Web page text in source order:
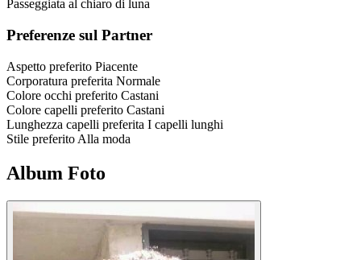
Passeggiata al chiaro di luna
Preferenze sul Partner
Aspetto preferito Piacente
Corporatura preferita Normale
Colore occhi preferito Castani
Colore capelli preferito Castani
Lunghezza capelli preferita I capelli lunghi
Stile preferito Alla moda
Album Foto